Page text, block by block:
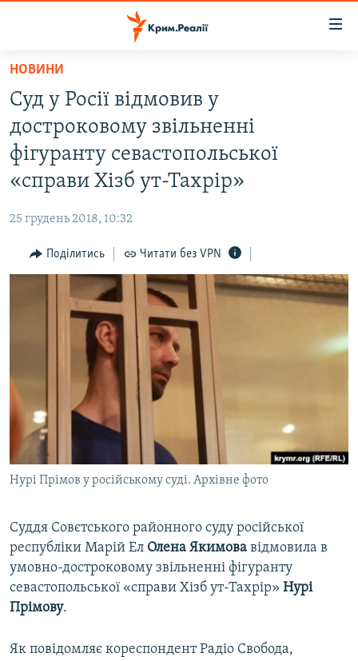
Перейти
основного
матеріалу
Перейти
до
основної
Перейти
пошуку
ВОДА.КРИМ
ВІДЕО ТА ФОТО
ПОГЛЯД
ІНТЕРВ'Ю
ВСЕ ЗА ДЕНЬ
СПЕЦПРОЕКТИ
ВІДЕОУРОКИ «ELIFBE»
СВІДЧЕННЯ ОКУПАЦІЇ
УКРАЇНСЬКА ПРОБЛЕМА КРИМУ
ІНФОГРАФІКА
ЯК ОБІЙТИ БЛОКУВАННЯ
Русский
Qırımtatar
ДОЛУЧАЙСЯ!
Усі сайти RFE/RL
НОВИНИ
Суд у Росії відмовив у
достроковому звільненні
фігуранту севастопольської
«справи Хізб ут-Тахрір»
25 грудень 2018, 10:32
Поділитись Читати без VPN
Нурі Прімов у російському суді. Архівне фото
Суддя Совєтського районного суду російської
республіки Марій Ел Олена Якимова відмовила в
умовно-достроковому звільненні фігуранту
севастопольської «справи Хізб ут-Тахрір» Нурі
Прімову.
Як повідомляє кореспондент Радіо Свобода,